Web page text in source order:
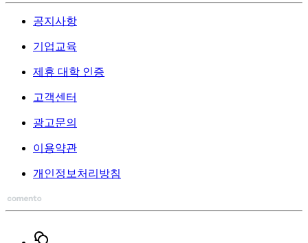
공지사항
기업교육
제휴 대학 인증
고객센터
광고문의
이용약관
개인정보처리방침